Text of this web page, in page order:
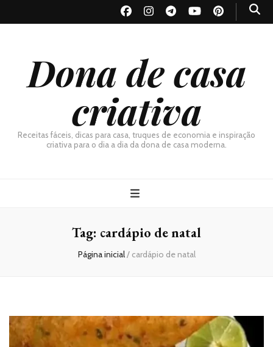
Dona de casa
criativa
Receitas fáceis, dicas para casa, truques de economia e inspiração
criativa para o dia a dia da dona de casa moderna.
Tag: cardápio de natal
Página inicial/ cardápio de natal